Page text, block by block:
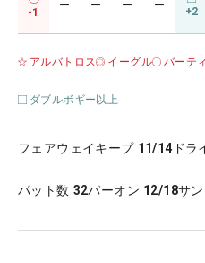
-1
ー ー ー ー +2
アルバトロス イーグル バーティ
ダブルボギー以上
フェアウェイキープ 11/14 ドラ
パット数 32パーオン 12/18サ